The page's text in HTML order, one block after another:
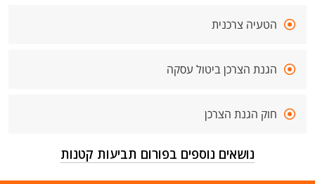
הטעיה צרכנית
הגנת הצרכן ביטול עסקה
חוק הגנת הצרכן
נושאים נוספים בפורום תביעות קטנות